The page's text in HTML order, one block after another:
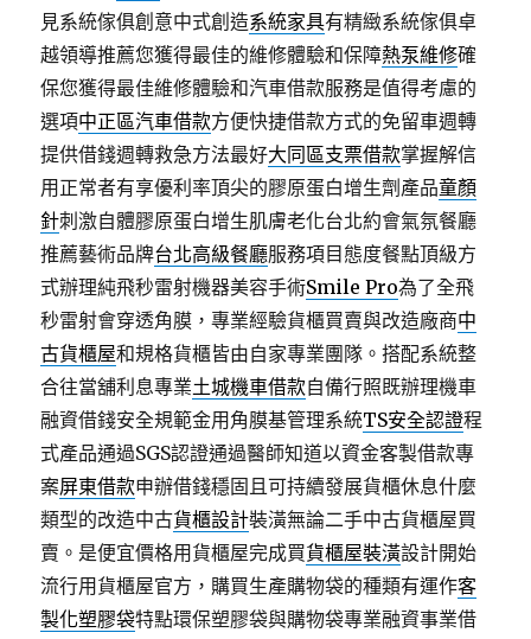
見系統傢俱創意中式創造系統家具有精緻系統傢俱卓
越領導推薦您獲得最佳的維修體驗和保障熱泵維修確
保您獲得最佳維修體驗和汽車借款服務是值得考慮的
選項中正區汽車借款方便快捷借款方式的免留車週轉
提供借錢週轉救急方法最好大同區支票借款掌握解信
用正常者有享優利率頂尖的膠原蛋白增生劑產品童顏
針刺激自體膠原蛋白增生肌膚老化台北約會氣氛餐廳
推薦藝術品牌台北高級餐廳服務項目態度餐點頂級方
式辦理純飛秒雷射機器美容手術Smile Pro為了全飛
秒雷射會穿透角膜，專業經驗貨櫃買賣與改造廠商中
古貨櫃屋和規格貨櫃皆由自家專業團隊。搭配系統整
合往當舖利息專業土城機車借款自備行照既辦理機車
融資借錢安全規範金用角膜基管理系統TS安全認證程
式產品通過SGS認證通過醫師知道以資金客製借款專
案屏東借款申辦借錢穩固且可持續發展貨櫃休息什麼
類型的改造中古貨櫃設計裝潢無論二手中古貨櫃屋買
賣。是便宜價格用貨櫃屋完成買貨櫃屋裝潢設計開始
流行用貨櫃屋官方，購買生產購物袋的種類有運作客
製化塑膠袋特點環保塑膠袋與購物袋專業融資事業借